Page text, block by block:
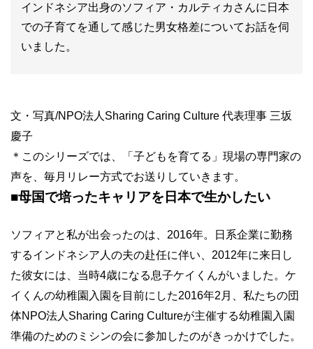
インドネシア出身のソフィア・カルティカさんに日本
での子育てを通して感じた男女格差についてお話を伺
いました。
文・写真/NPO法人Sharing Caring Culture 代表理事 三坂
慶子
＊このシリーズでは、「子どもを育てる」現場の専門家の
声を、毎月リレー方式でお送りしていきます。
■母国で培ったキャリアを日本で生かしたい
ソフィアと私が出会ったのは、2016年。日系企業に勤務
するインドネシア人の夫の赴任に伴い、2012年に来日し
た彼女には、当時4歳になる息子ケイくんがいました。ケ
イくんの幼稚園入園を目前にした2016年2月、私たちの団
体NPO法人Sharing Caring Cultureが主催する幼稚園入園
準備のためのミシンの会に参加したのがきっかけでした。